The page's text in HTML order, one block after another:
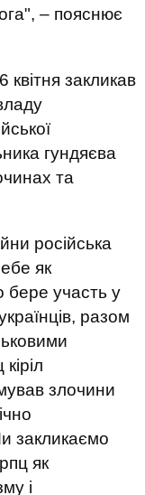
– пояснює
закликав
гундяєва
та
російська
як
бере участь у
разом
злочини
закликаємо
як
і